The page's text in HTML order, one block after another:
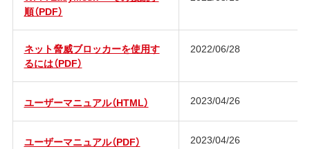
順（PDF）
ネット脅威ブロッカーを使用す
るには（PDF）
2022/06/28
ユーザーマニュアル（HTML） 2023/04/26
ユーザーマニュアル（PDF） 2023/04/26